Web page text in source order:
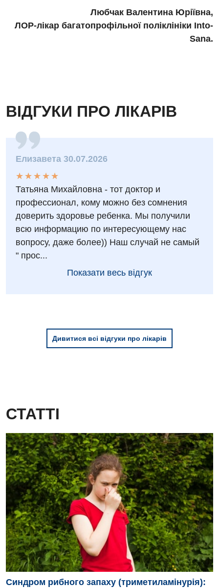
Любчак Валентина Юріївна,
ЛОР-лікар багатопрофільної поліклініки Into-
Sana.
ВІДГУКИ ПРО ЛІКАРІВ
Елизавета 30.07.2026
★
★
★
★
★
★ ★ ★ ★ ★
Татьяна Михайловна - тот доктор и
профессионал, кому можно без сомнения
доверить здоровье ребенка. Мы получили
всю информацию по интересующему нас
вопросу, даже более)) Наш случай не самый
" прос...
Показати весь відгук
Дивитися всі відгуки про лікарів
СТАТТІ
Синдром рибного запаху (триметиламінурія):